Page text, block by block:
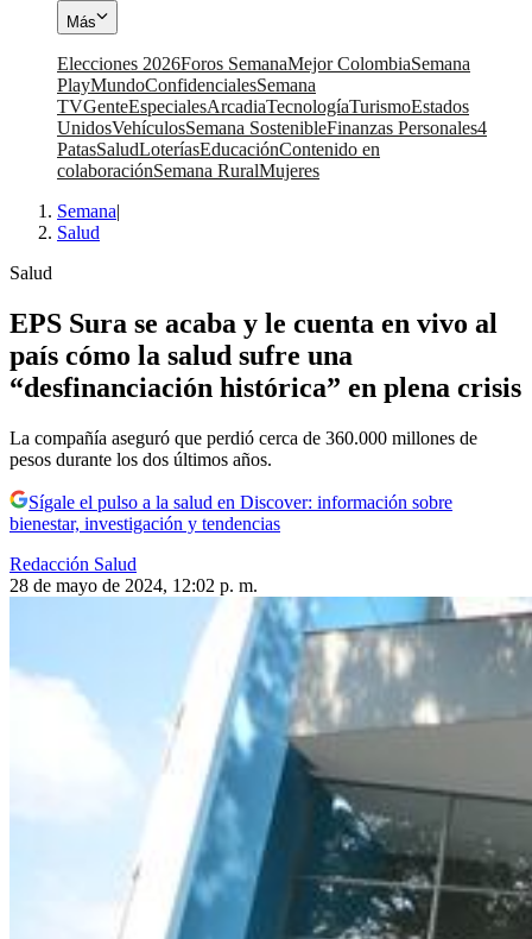
Más
Elecciones 2026Foros SemanaMejor ColombiaSemana
PlayMundoConfidencialesSemana
TVGenteEspecialesArcadiaTecnologíaTurismoEstados
UnidosVehículosSemana SostenibleFinanzas Personales4
PatasSaludLoteríasEducaciónContenido en
colaboraciónSemana RuralMujeres
Semana|
Salud
Salud
EPS Sura se acaba y le cuenta en vivo al
país cómo la salud sufre una
“desfinanciación histórica” en plena crisis
La compañía aseguró que perdió cerca de 360.000 millones de
pesos durante los dos últimos años.
Sígale el pulso a la salud en Discover: información sobre
bienestar, investigación y tendencias
Redacción Salud
28 de mayo de 2024, 12:02 p. m.